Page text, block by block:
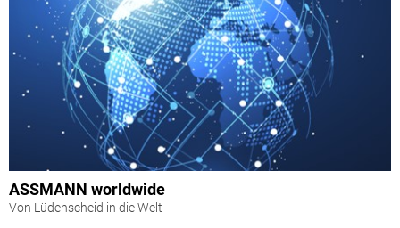
ASSMANN worldwide
Von Lüdenscheid in die Welt